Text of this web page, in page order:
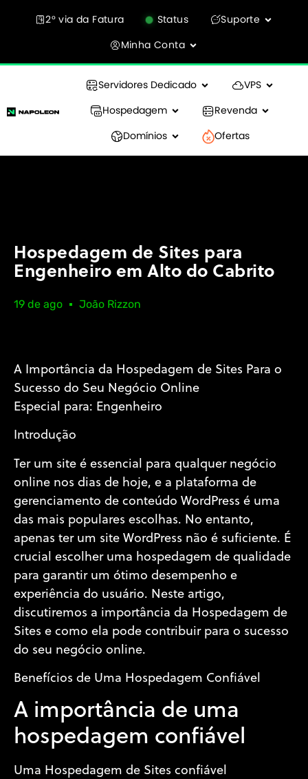
2° via da Fatura Status
Suporte
Minha Conta
Servidores Dedicado
VPS
Hospedagem
Revenda
Domínios
Ofertas
Hospedagem de Sites para
Engenheiro em Alto do Cabrito
19 de ago João Rizzon
A Importância da Hospedagem de Sites Para o
Sucesso do Seu Negócio Online
Especial para: Engenheiro
Introdução
Ter um site é essencial para qualquer negócio
online nos dias de hoje, e a plataforma de
gerenciamento de conteúdo WordPress é uma
das mais populares escolhas. No entanto,
apenas ter um site WordPress não é suficiente. É
crucial escolher uma hospedagem de qualidade
para garantir um ótimo desempenho e
experiência do usuário. Neste artigo,
discutiremos a importância da Hospedagem de
Sites e como ela pode contribuir para o sucesso
do seu negócio online.
Benefícios de Uma Hospedagem Confiável
A importância de uma
hospedagem confiável
Uma Hospedagem de Sites confiável